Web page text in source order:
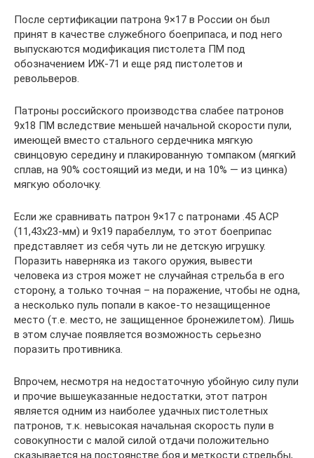
После сертификации патрона 9×17 в России он был
принят в качестве служебного боеприпаса, и под него
выпускаются модификация пистолета ПМ под
обозначением ИЖ-71 и еще ряд пистолетов и
револьверов.
Патроны российского производства слабее патронов
9х18 ПМ вследствие меньшей начальной скорости пули,
имеющей вместо стального сердечника мягкую
свинцовую середину и плакированную томпаком (мягкий
сплав, на 90% состоящий из меди, и на 10% — из цинка)
мягкую оболочку.
Если же сравнивать патрон 9×17 с патронами .45 АСР
(11,43х23-мм) и 9х19 парабеллум, то этот боеприпас
представляет из себя чуть ли не детскую игрушку.
Поразить наверняка из такого оружия, вывести
человека из строя может не случайная стрельба в его
сторону, а только точная – на поражение, чтобы не одна,
а несколько пуль попали в какое-то незащищенное
место (т.е. место, не защищенное бронежилетом). Лишь
в этом случае появляется возможность серьезно
поразить противника.
Впрочем, несмотря на недостаточную убойную силу пули
и прочие вышеуказанные недостатки, этот патрон
является одним из наиболее удачных пистолетных
патронов, т.к. невысокая начальная скорость пули в
совокупности с малой силой отдачи положительно
сказывается на постоянстве боя и меткости стрельбы,